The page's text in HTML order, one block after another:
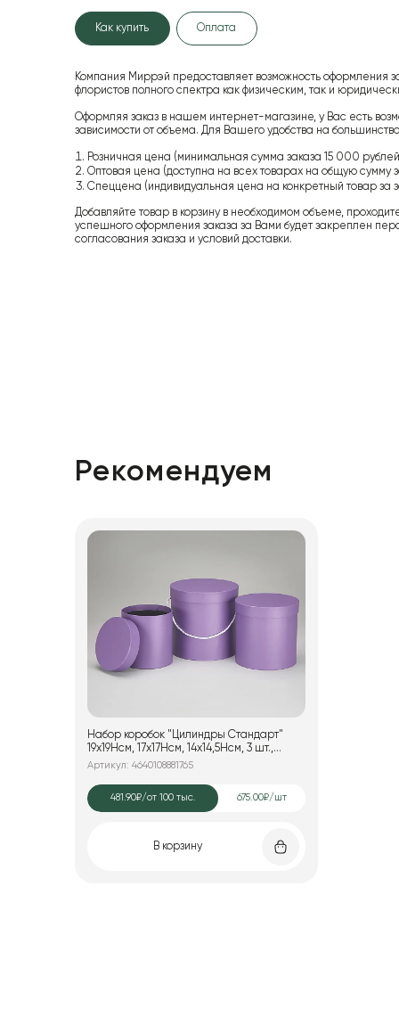
Как купить Оплата
Компания Миррэй предоставляет возможность оформления
флористов полного спектра как физическим, так и
Оформляя заказ в нашем интернет-магазине, у Вас есть
зависимости от объема. Для Вашего удобства на
Розничная цена (минимальная сумма заказа 15 000
Оптовая цена (доступна на всех товарах на общую сумму
Спеццена (индивидуальная цена на конкретный товар за
Добавляйте товар в корзину в необходимом объеме,
успешного оформления заказа за Вами будет закреплен
согласования заказа и условий доставки.
Рекомендуем
Набор коробок "Цилиндры Стандарт"
19x19Hсм, 17x17Hсм, 14x14,5Hсм, 3 шт.,
сиреневый
Артикул: 4640108881765
481.90₽/от 100 тыс. 675.00₽/шт
В корзину